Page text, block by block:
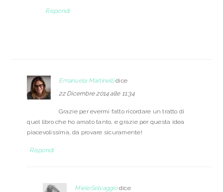
Rispondi
Emanuela Martinelli dice
22 Dicembre 2014 alle 11:34
Grazie per evermi fatto ricordare un tratto di
quel libro che ho amato tanto, e grazie per questa idea
piacevolissima, da provare sicuramente!
Rispondi
MieleSelvaggio dice